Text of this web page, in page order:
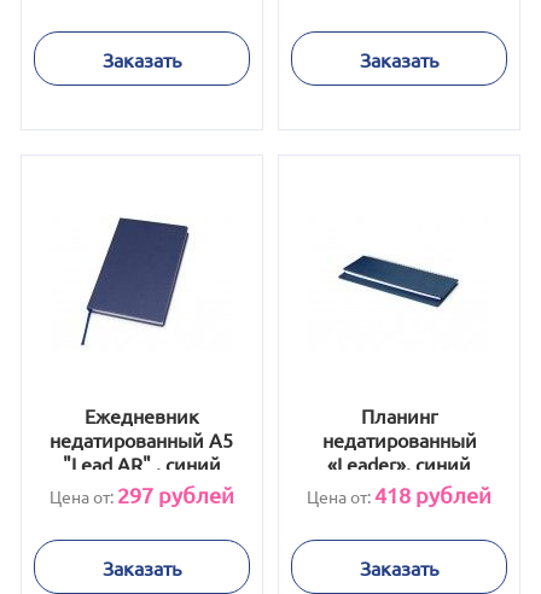
Заказать Заказать
Ежедневник
недатированный А5
"Lead AR" , синий
Цена от: 297рублей
Заказать
Планинг
недатированный
«Leader», синий
Цена от:418 рублей
Заказать